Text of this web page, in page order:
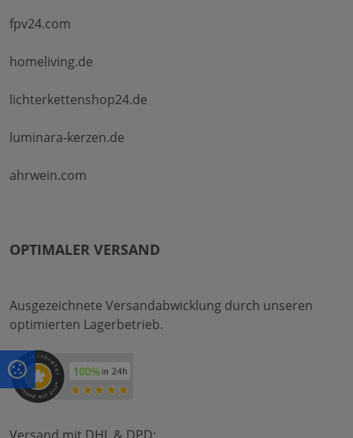
fpv24.com
homeliving.de
lichterkettenshop24.de
luminara-kerzen.de
ahrwein.com
OPTIMALER VERSAND
Ausgezeichnete Versandabwicklung durch unseren
optimierten Lagerbetrieb.